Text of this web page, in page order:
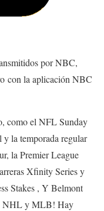
por NBC,
con la aplicación NBC
como el NFL Sunday
la temporada regular
la Premier League
Xfinity Series y
Stakes , Y Belmont
NHL y MLB! Hay